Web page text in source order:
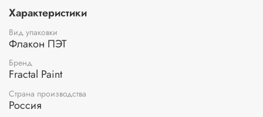
дизайном.
Сферы применения:
для окрашивания гипса и бетона;
силикон;
Расход пигмента
Характеристики
Вид упаковки
Флакон ПЭТ
Бренд
Fractal Paint
Страна производства
Россия